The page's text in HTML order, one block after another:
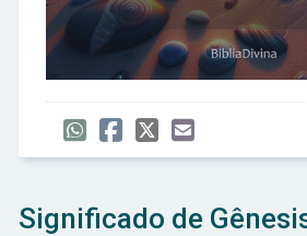
Significado de